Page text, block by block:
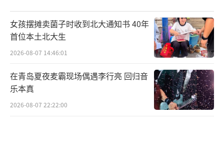
女孩摆摊卖菌子时收到北大通知书 40年
首位本土北大生
2026-08-07 14:46:01
在青岛夏夜麦霸现场偶遇李行亮 回归音
乐本真
2026-08-07 22:22:00